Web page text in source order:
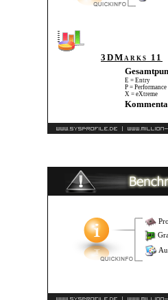
3DMarks 11
E = Entry
P = Performance
X = eXtreme